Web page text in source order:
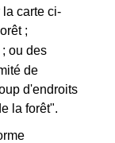
la carte ci-
;
ou des
de
d'endroits
la forêt".